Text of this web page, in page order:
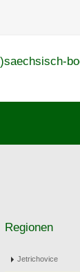
Regionen
Jetrichovice